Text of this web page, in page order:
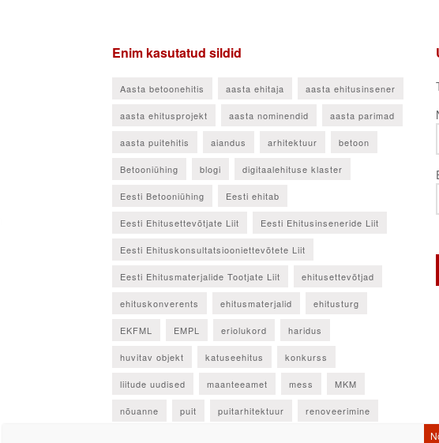
Enim kasutatud sildid
Aasta betoonehitis aasta ehitaja aasta ehitusinsener
aasta ehitusprojekt aasta nominendid aasta parimad
aasta puitehitis aiandus arhitektuur betoon
Betooniühing blogi digitaalehituse klaster
Eesti Betooniühing Eesti ehitab
Eesti Ehitusettevõtjate Liit Eesti Ehitusinseneride Liit
Eesti Ehituskonsultatsiooniettevõtete Liit
Eesti Ehitusmaterjalide Tootjate Liit ehitusettevõtjad
ehituskonverents ehitusmaterjalid ehitusturg
EKFML EMPL eriolukord haridus
huvitav objekt katuseehitus konkurss
liitude uudised maanteeamet mess MKM
nõuanne puit puitarhitektuur renoveerimine